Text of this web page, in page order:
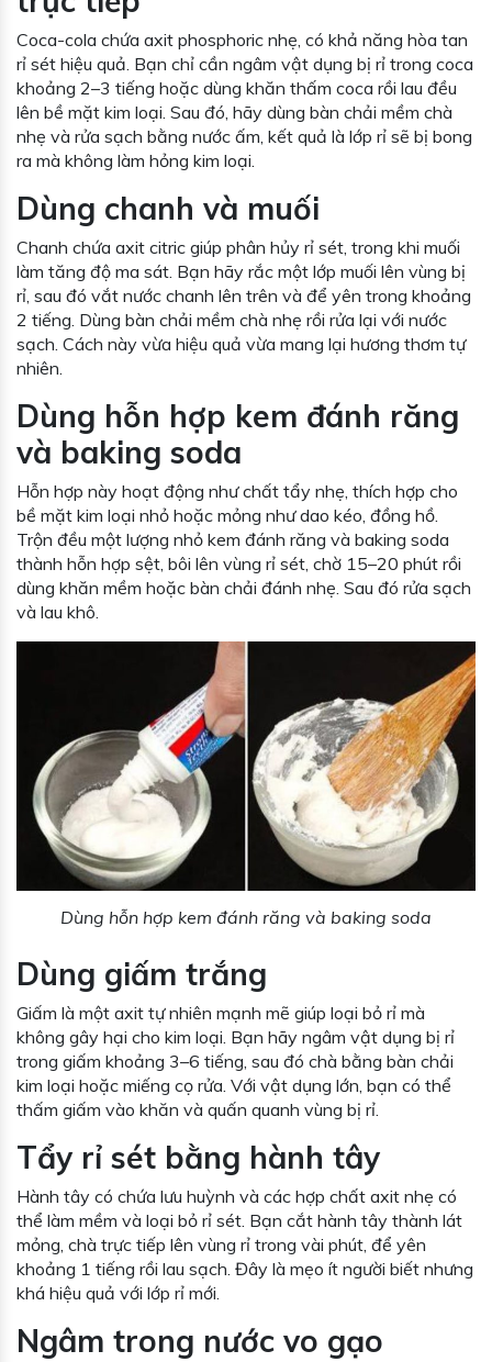
Coca-cola chứa axit phosphoric nhẹ, có khả năng hòa tan
rỉ sét hiệu quả. Bạn chỉ cần ngâm vật dụng bị rỉ trong coca
khoảng 2–3 tiếng hoặc dùng khăn thấm coca rồi lau đều
lên bề mặt kim loại. Sau đó, hãy dùng bàn chải mềm chà
nhẹ và rửa sạch bằng nước ấm, kết quả là lớp rỉ sẽ bị bong
ra mà không làm hỏng kim loại.
Dùng chanh và muối
Chanh chứa axit citric giúp phân hủy rỉ sét, trong khi muối
làm tăng độ ma sát. Bạn hãy rắc một lớp muối lên vùng bị
rỉ, sau đó vắt nước chanh lên trên và để yên trong khoảng
2 tiếng. Dùng bàn chải mềm chà nhẹ rồi rửa lại với nước
sạch. Cách này vừa hiệu quả vừa mang lại hương thơm tự
nhiên.
Dùng hỗn hợp kem đánh răng
và baking soda
Hỗn hợp này hoạt động như chất tẩy nhẹ, thích hợp cho
bề mặt kim loại nhỏ hoặc mỏng như dao kéo, đồng hồ.
Trộn đều một lượng nhỏ kem đánh răng và baking soda
thành hỗn hợp sệt, bôi lên vùng rỉ sét, chờ 15–20 phút rồi
dùng khăn mềm hoặc bàn chải đánh nhẹ. Sau đó rửa sạch
và lau khô.
Dùng hỗn hợp kem đánh răng và baking soda
Dùng giấm trắng
Giấm là một axit tự nhiên mạnh mẽ giúp loại bỏ rỉ mà
không gây hại cho kim loại. Bạn hãy ngâm vật dụng bị rỉ
trong giấm khoảng 3–6 tiếng, sau đó chà bằng bàn chải
kim loại hoặc miếng cọ rửa. Với vật dụng lớn, bạn có thể
thấm giấm vào khăn và quấn quanh vùng bị rỉ.
Tẩy rỉ sét bằng hành tây
Hành tây có chứa lưu huỳnh và các hợp chất axit nhẹ có
thể làm mềm và loại bỏ rỉ sét. Bạn cắt hành tây thành lát
mỏng, chà trực tiếp lên vùng rỉ trong vài phút, để yên
khoảng 1 tiếng rồi lau sạch. Đây là mẹo ít người biết nhưng
khá hiệu quả với lớp rỉ mới.
Ngâm trong nước vo gạo